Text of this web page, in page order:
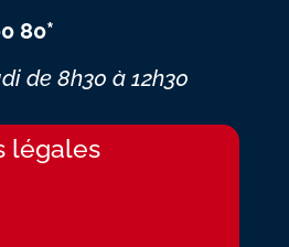
80*
de 8h30 à 12h30
légales